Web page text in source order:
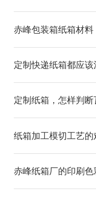
赤峰包装箱纸箱材料
定制快递纸箱都应该
赤峰纸箱厂的印刷色